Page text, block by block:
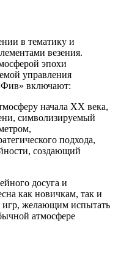
в тематику и
везения.
эпохи
управления
включают:
начала ХХ века,
символизируемый
подхода,
создающий
досуга и
как новичкам, так и
желающим испытать
атмосфере